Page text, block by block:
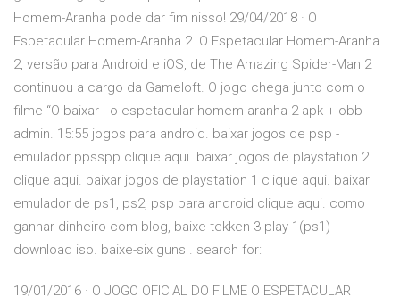
Homem-Aranha pode dar fim nisso! 29/04/2018 · O
Espetacular Homem-Aranha 2. O Espetacular Homem-Aranha
2, versão para Android e iOS, de The Amazing Spider-Man 2
continuou a cargo da Gameloft. O jogo chega junto com o
filme “O baixar - o espetacular homem-aranha 2 apk + obb
admin. 15:55 jogos para android. baixar jogos de psp -
emulador ppsspp clique aqui. baixar jogos de playstation 2
clique aqui. baixar jogos de playstation 1 clique aqui. baixar
emulador de ps1, ps2, psp para android clique aqui. como
ganhar dinheiro com blog, baixe-tekken 3 play 1(ps1)
download iso. baixe-six guns . search for:
19/01/2016 · O JOGO OFICIAL DO FILME O ESPETACULAR